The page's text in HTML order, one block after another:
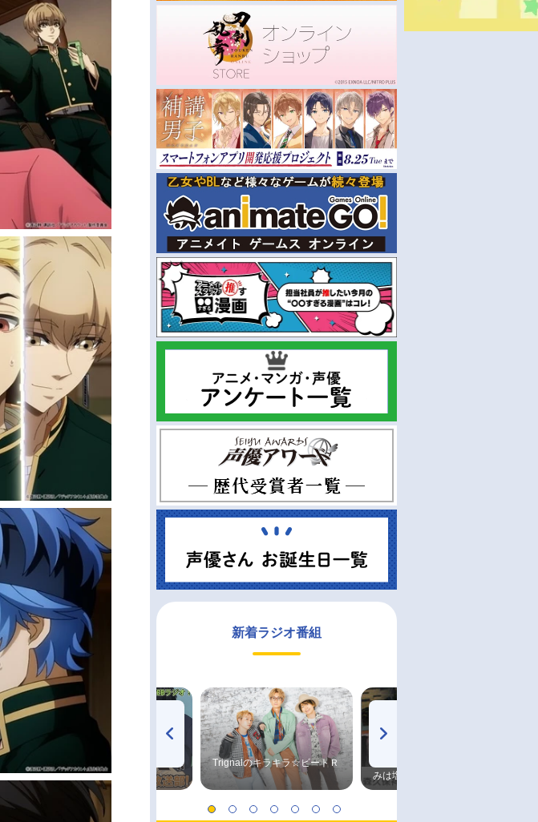
新着ラジオ番組
Trignalのキラキラ☆ビートＲ
みは塩だけ